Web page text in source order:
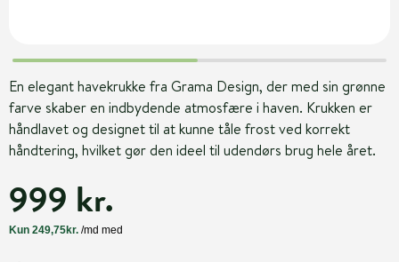
En elegant havekrukke fra Grama Design, der med sin grønne
farve skaber en indbydende atmosfære i haven. Krukken er
håndlavet og designet til at kunne tåle frost ved korrekt
håndtering, hvilket gør den ideel til udendørs brug hele året.
999 kr.